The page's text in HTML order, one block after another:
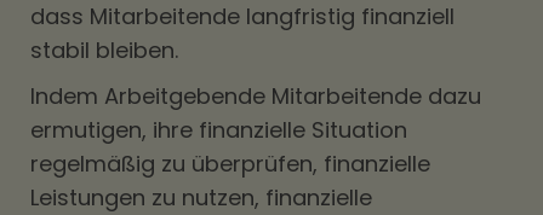
dass Mitarbeitende langfristig finanziell
stabil bleiben.
Indem Arbeitgebende Mitarbeitende dazu
ermutigen, ihre finanzielle Situation
regelmäßig zu überprüfen, finanzielle
Leistungen zu nutzen, finanzielle